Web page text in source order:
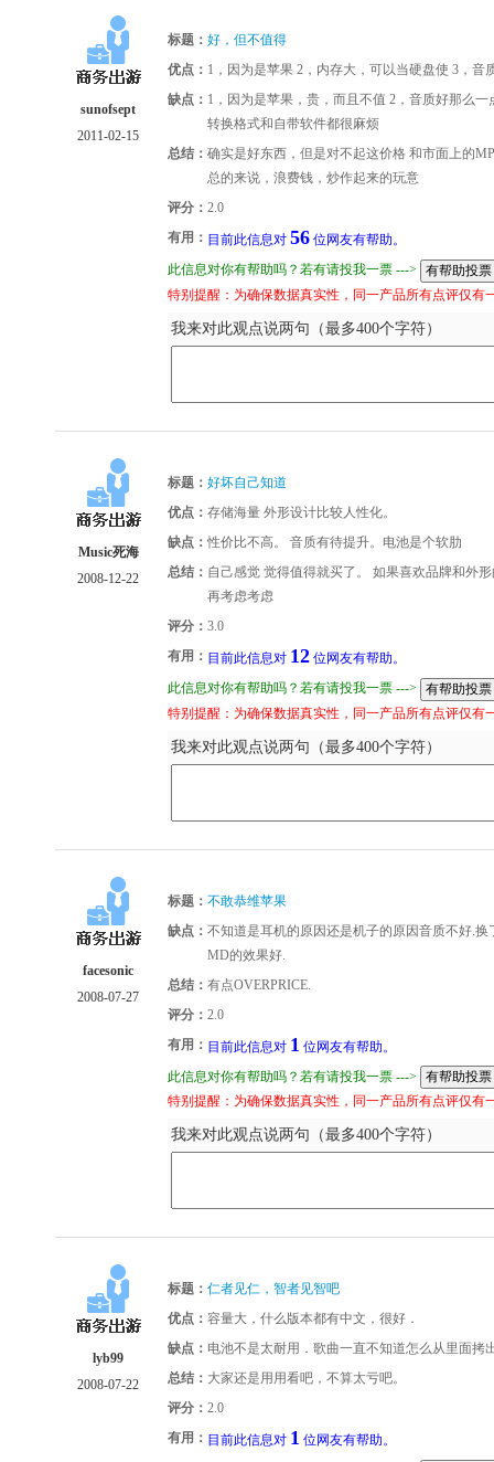
sunofsept
2011-02-15
标题： 好，但不值得
优点： 1，因为是苹果 2，内存大，可以当硬盘使 3，音
缺点： 1，因为是苹果，贵，而且不值 2，音质好那么
转换格式和自带软件都很麻烦
总结： 确实是好东西，但是对不起这价格 和市面上的
总的来说，浪费钱，炒作起来的玩意
评分： 2.0
有用： 目前此信息对 56 位网友有帮助。
此信息对你有帮助吗？若有请投我一票 --->
特别提醒：为确保数据真实性，同一产品所有点评仅有
我来对此观点说两句（最多400个字符）
Music死海
2008-12-22
标题： 好坏自己知道
优点： 存储海量 外形设计比较人性化。
缺点： 性价比不高。 音质有待提升。电池是个软肋
总结： 自己感觉 觉得值得就买了。 如果喜欢品牌和外
再考虑考虑
评分： 3.0
有用： 目前此信息对 12 位网友有帮助。
此信息对你有帮助吗？若有请投我一票 --->
特别提醒：为确保数据真实性，同一产品所有点评仅有
我来对此观点说两句（最多400个字符）
facesonic
2008-07-27
标题： 不敢恭维苹果
缺点： 不知道是耳机的原因还是机子的原因音质不好.
MD的效果好.
总结： 有点OVERPRICE.
评分： 2.0
有用： 目前此信息对 1 位网友有帮助。
此信息对你有帮助吗？若有请投我一票 --->
特别提醒：为确保数据真实性，同一产品所有点评仅有
我来对此观点说两句（最多400个字符）
lyb99
2008-07-22
标题： 仁者见仁，智者见智吧
优点： 容量大，什么版本都有中文，很好．
缺点： 电池不是太耐用．歌曲一直不知道怎么从里面拷
总结： 大家还是用用看吧，不算太亏吧。
评分： 2.0
有用： 目前此信息对 1 位网友有帮助。